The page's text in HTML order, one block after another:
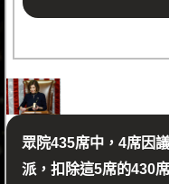
眾院435席中，4席因
派，扣除這5席的430